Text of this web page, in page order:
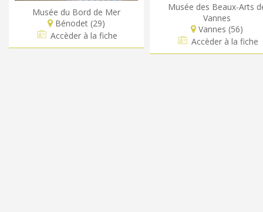
Musée du Bord de Mer
Bénodet (29)
Accèder à la fiche
Musée des Beaux-Arts
Vannes
Vannes (56)
Accèder à la fiche